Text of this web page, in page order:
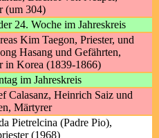
(um 304)
24. Woche im Jahreskreis
Kim Taegon, Priester, und
Hasang und Gefährten,
in Korea (1839-1866)
im Jahreskreis
Calasanz, Heinrich Saiz und
Märtyrer
Pietrelcina (Padre Pio),
(1968)